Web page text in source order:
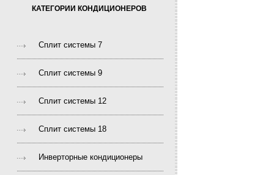
КАТЕГОРИИ КОНДИЦИОНЕРОВ
Сплит системы 7
Сплит системы 9
Сплит системы 12
Сплит системы 18
Инверторные кондиционеры